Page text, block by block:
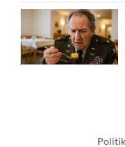
Politik